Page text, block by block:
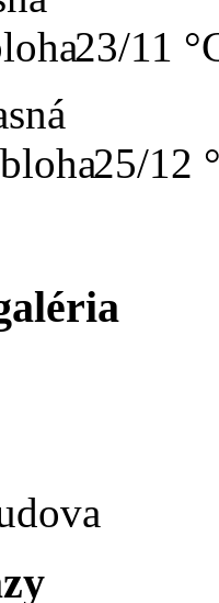
23/11
25/12